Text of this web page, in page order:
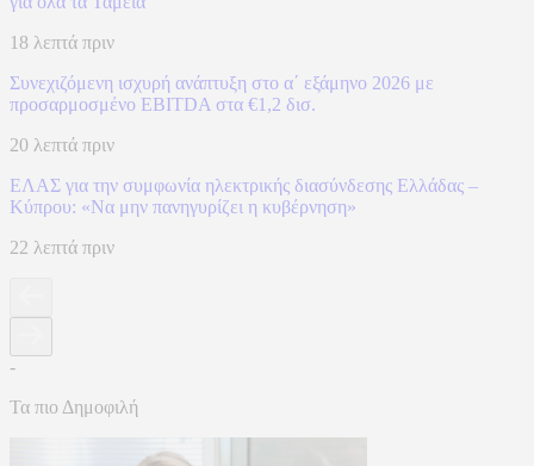
18 λεπτά πριν
Συνεχιζόμενη ισχυρή ανάπτυξη στο α΄ εξάμηνο 2026 με
προσαρμοσμένο EBITDA στα €1,2 δισ.
20 λεπτά πριν
ΕΛΑΣ για την συμφωνία ηλεκτρικής διασύνδεσης Ελλάδας –
Κύπρου: «Να μην πανηγυρίζει η κυβέρνηση»
22 λεπτά πριν
-
Τα πιο Δημοφιλή